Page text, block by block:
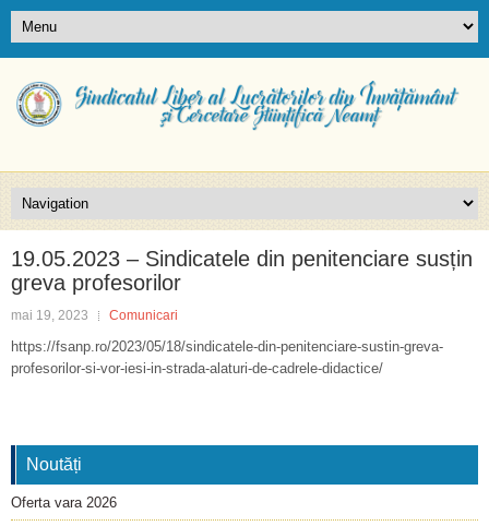
19.05.2023 – Sindicatele din penitenciare susțin
greva profesorilor
mai 19, 2023 Comunicari
https://fsanp.ro/2023/05/18/sindicatele-din-penitenciare-sustin-greva-
profesorilor-si-vor-iesi-in-strada-alaturi-de-cadrele-didactice/
Noutăți
Oferta vara 2026